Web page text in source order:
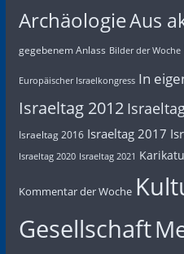
ArchäologieAus
gegebenem Anlass Bilder der Woche
Europäischer Israelkongress In
Israeltag 2012
Israeltag 2016 Israeltag 2017
Israeltag 2020 Israeltag 2021
Kommentar der Woche
Gesellschaft